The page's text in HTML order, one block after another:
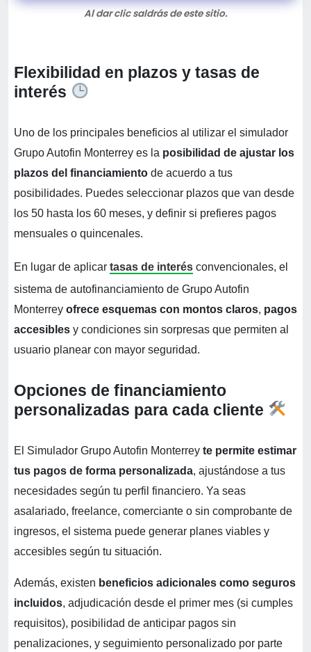
Al dar clic saldrás de este sitio.
Flexibilidad en plazos y tasas de
interés
Uno de los principales beneficios al utilizar el simulador
Grupo Autofin Monterrey es la posibilidad de ajustar los
plazos del financiamiento de acuerdo a tus
posibilidades. Puedes seleccionar plazos que van desde
los 50 hasta los 60 meses, y definir si prefieres pagos
mensuales o quincenales.
En lugar de aplicar tasas de interés convencionales, el
sistema de autofinanciamiento de Grupo Autofin
Monterrey ofrece esquemas con montos claros, pagos
accesibles y condiciones sin sorpresas que permiten al
usuario planear con mayor seguridad.
Opciones de financiamiento
personalizadas para cada cliente
El Simulador Grupo Autofin Monterrey te permite estimar
tus pagos de forma personalizada, ajustándose a tus
necesidades según tu perfil financiero. Ya seas
asalariado, freelance, comerciante o sin comprobante de
ingresos, el sistema puede generar planes viables y
accesibles según tu situación.
Además, existen beneficios adicionales como seguros
incluidos, adjudicación desde el primer mes (si cumples
requisitos), posibilidad de anticipar pagos sin
penalizaciones, y seguimiento personalizado por parte